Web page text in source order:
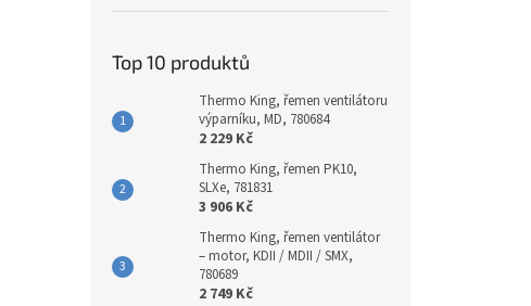
Top 10 produktů
Thermo King, řemen ventilátoru
výparníku, MD, 780684
2 229 Kč
Thermo King, řemen PK10,
SLXe, 781831
3 906 Kč
Thermo King, řemen ventilátor
– motor, KDII / MDII / SMX,
780689
2 749 Kč